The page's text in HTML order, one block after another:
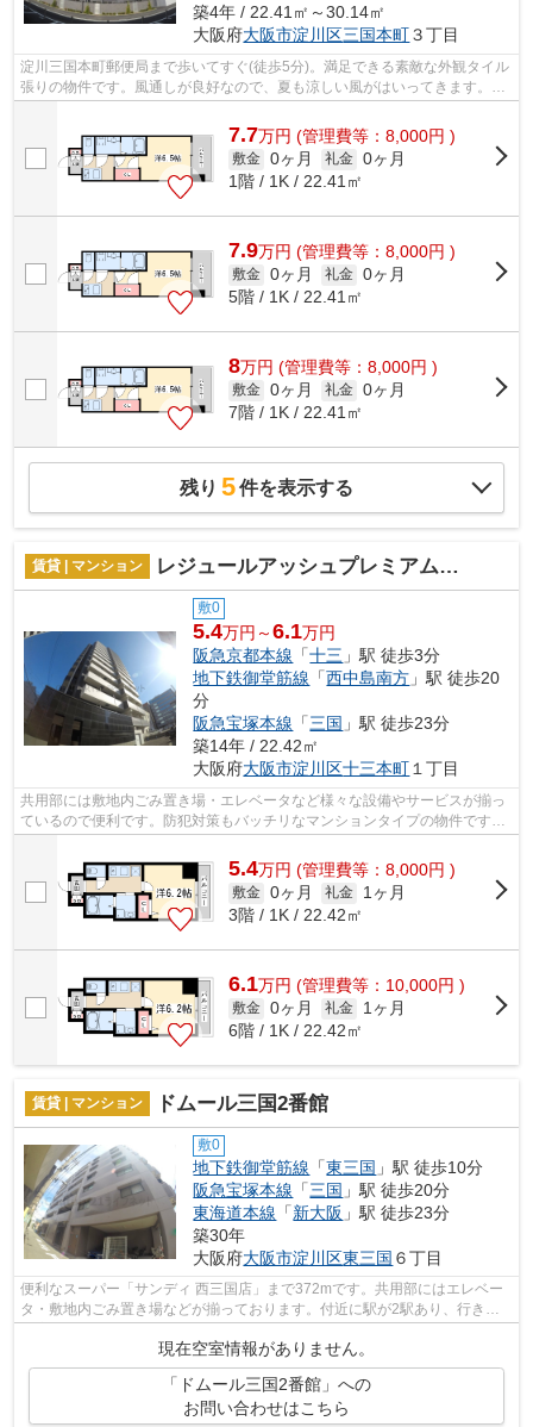
築4年 / 22.41㎡～30.14㎡
大阪府大阪市淀川区三国本町３丁目
淀川三国本町郵便局まで歩いてすぐ(徒歩5分)。満足できる素敵な外観タイル
張りの物件です。風通しが良好なので、夏も涼しい風がはいってきます。眺
望良好な物件で魅力的です。できるだ...
7.7万円 (管理費等：8,000円 )
敷金 0ヶ月 礼金 0ヶ月
1階 / 1K / 22.41㎡
7.9万円 (管理費等：8,000円 )
敷金 0ヶ月 礼金 0ヶ月
5階 / 1K / 22.41㎡
8万円 (管理費等：8,000円 )
敷金 0ヶ月 礼金 0ヶ月
7階 / 1K / 22.41㎡
残り 5件を表示する
賃貸 | マンション レジュールアッシュプレミアムツイン-1
敷0
5.4万円～6.1万円
阪急京都本線 「十三 」駅 徒歩3分
地下鉄御堂筋線 「西中島南方 」駅 徒歩20
分
阪急宝塚本線 「三国 」駅 徒歩23分
築14年 / 22.42㎡
大阪府大阪市淀川区十三本町 １丁目
共用部には敷地内ごみ置き場・エレベータなど様々な設備やサービスが揃っ
ているので便利です。防犯対策もバッチリなマンションタイプの物件です。
こちらのマンションからは2駅が近くに...
5.4万円 (管理費等：8,000円 )
敷金 0ヶ月 礼金
1ヶ月
3階 / 1K / 22.42㎡
6.1万円 (管理費等：10,000円 )
敷金 0ヶ月 礼金
1ヶ月
6階 / 1K / 22.42㎡
賃貸 | マンション ドムール三国2番館
敷0
地下鉄御堂筋線 「東三国 」駅 徒歩10分
阪急宝塚本線 「三国 」駅 徒歩20分
東海道本線 「新大阪 」駅 徒歩23分
築30年
大阪府大阪市淀川区東三国 ６丁目
便利なスーパー「サンディ 西三国店」まで372mです。共用部にはエレベー
タ・敷地内ごみ置き場などが揃っております。付近に駅が2駅あり、行き先
現在空室情報がありません。
「ドムール三国2番館」への
お問い合わせはこちら